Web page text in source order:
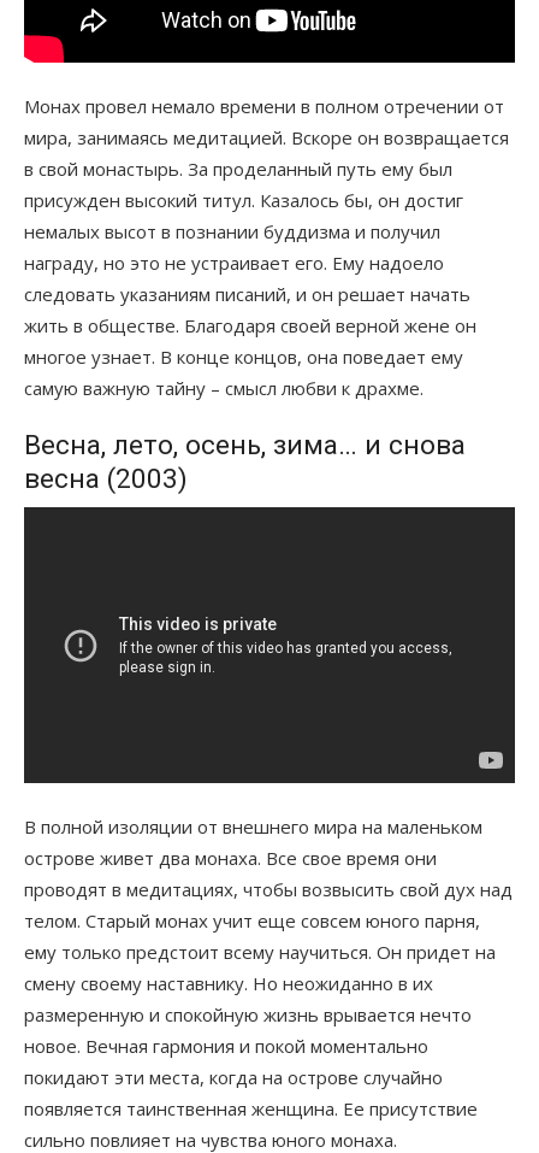
Монах провел немало времени в полном отречении от
мира, занимаясь медитацией. Вскоре он возвращается
в свой монастырь. За проделанный путь ему был
присужден высокий титул. Казалось бы, он достиг
немалых высот в познании буддизма и получил
награду, но это не устраивает его. Ему надоело
следовать указаниям писаний, и он решает начать
жить в обществе. Благодаря своей верной жене он
многое узнает. В конце концов, она поведает ему
самую важную тайну – смысл любви к драхме.
Весна, лето, осень, зима… и снова
весна (2003)
В полной изоляции от внешнего мира на маленьком
острове живет два монаха. Все свое время они
проводят в медитациях, чтобы возвысить свой дух над
телом. Старый монах учит еще совсем юного парня,
ему только предстоит всему научиться. Он придет на
смену своему наставнику. Но неожиданно в их
размеренную и спокойную жизнь врывается нечто
новое. Вечная гармония и покой моментально
покидают эти места, когда на острове случайно
появляется таинственная женщина. Ее присутствие
сильно повлияет на чувства юного монаха.